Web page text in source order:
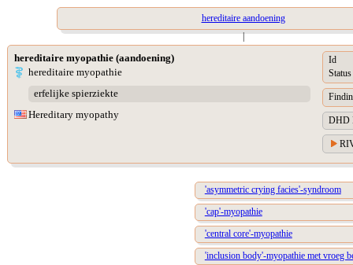
hereditaire aandoening
|
hereditaire myopathie (aandoening)
hereditaire myopathie
erfelijke spierziekte
Hereditary myopathy
Id
Status
DHD
'asymmetric crying facies'-syndroom
'cap'-myopathie
'central core'-myopathie
'inclusion body'-myopathie met vroeg